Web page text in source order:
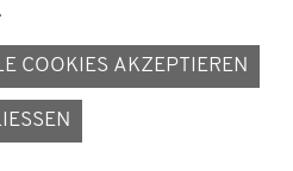
COOKIES AKZEPTIEREN